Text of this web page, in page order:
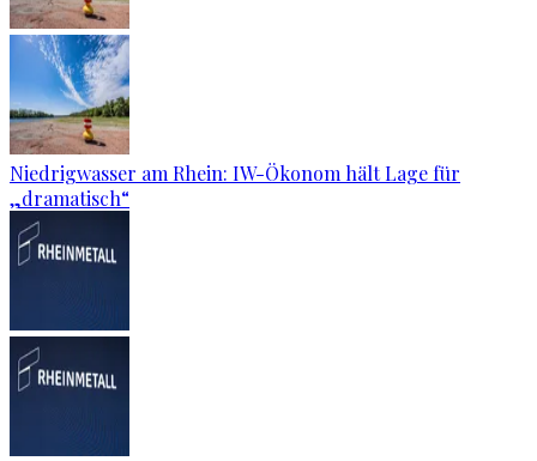
Niedrigwasser am Rhein: IW-Ökonom hält Lage für
„dramatisch“